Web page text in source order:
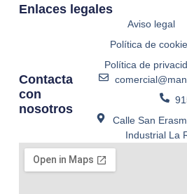
Enlaces legales
Aviso legal
Política de
Política de
Contacta
con
nosotros
Calle San
Industrial La